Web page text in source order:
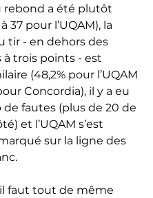
rebond a été plutôt
37 pour l’UQAM), la
tir - en dehors des
trois points - est
(48,2% pour l’UQAM
Concordia), il y a eu
de fautes (plus de 20 de
et l’UQAM s’est
sur la ligne des
faut tout de même